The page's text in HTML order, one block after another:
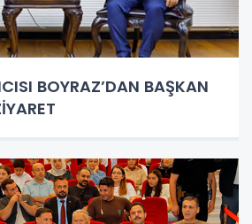
BOYRAZ’DAN BAŞKAN